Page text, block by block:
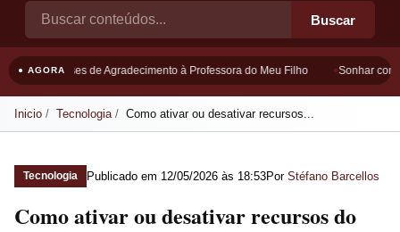
Buscar
● AGORAFrases de Agradecimento à Professora do Meu Filho Sonhar com
Inicio Tecnologia Como ativar ou desativar recursos...
Tecnologia Publicado em 12/05/2026 às 18:53Por Stéfano Barcellos
Como ativar ou desativar recursos do